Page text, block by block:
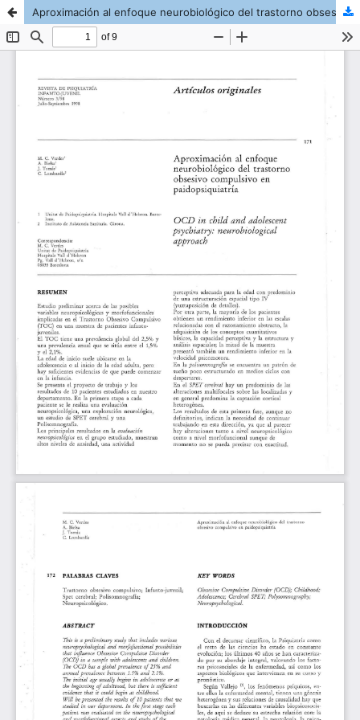
Aproximación al enfoque neurobiológico del trastorno obsesivo compulsivo en paidopsiquiatría